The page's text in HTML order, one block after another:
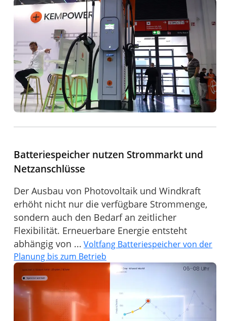
Batteriespeicher nutzen Strommarkt und
Netzanschlüsse
Der Ausbau von Photovoltaik und Windkraft
erhöht nicht nur die verfügbare Strommenge,
sondern auch den Bedarf an zeitlicher
Flexibilität. Erneuerbare Energie entsteht
abhängig von ... Voltfang Batteriespeicher von der
Planung bis zum Betrieb